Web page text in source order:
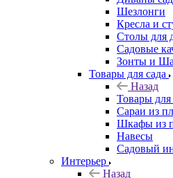
Шезлонги
Кресла и
Столы для
Садовые
Зонты и
Товары для сада
Назад
Товары для
Сараи из
Шкафы из
Навесы
Садовый
Интерьер
Назад